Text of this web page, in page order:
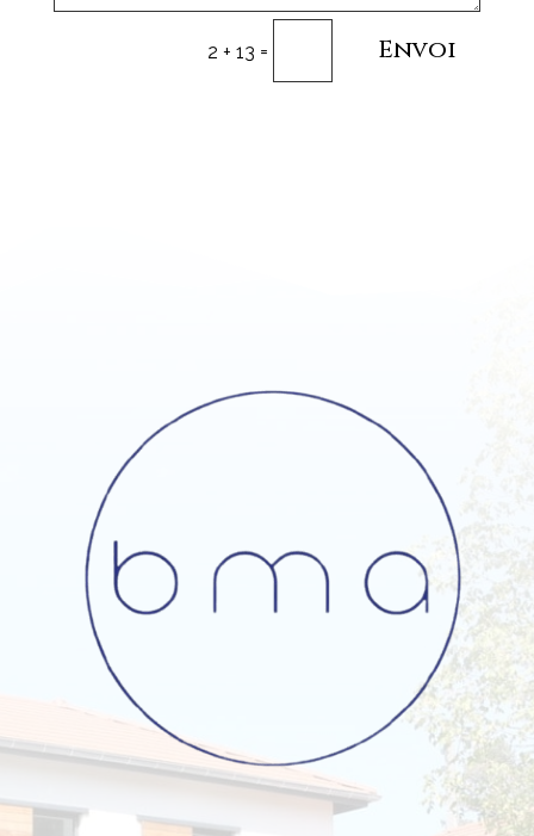
2 + 13 = Envoi